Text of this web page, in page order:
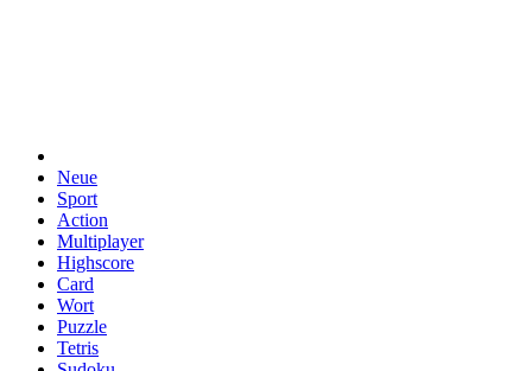
Neue
Sport
Action
Multiplayer
Highscore
Card
Wort
Puzzle
Tetris